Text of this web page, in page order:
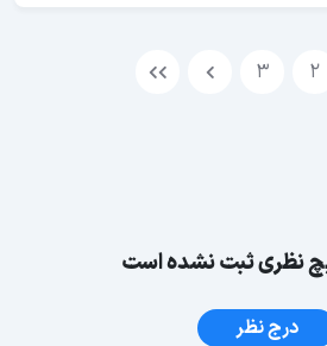
2
3
نظری ثبت نشده است
درج نظر